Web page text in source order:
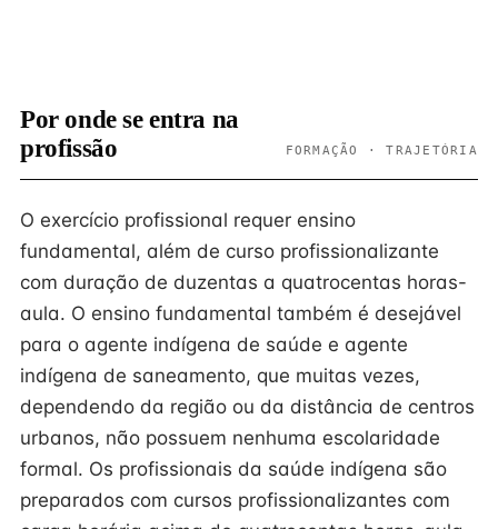
Por onde se entra na
profissão
FORMAÇÃO · TRAJETÓRIA
O exercício profissional requer ensino
fundamental, além de curso profissionalizante
com duração de duzentas a quatrocentas horas-
aula. O ensino fundamental também é desejável
para o agente indígena de saúde e agente
indígena de saneamento, que muitas vezes,
dependendo da região ou da distância de centros
urbanos, não possuem nenhuma escolaridade
formal. Os profissionais da saúde indígena são
preparados com cursos profissionalizantes com